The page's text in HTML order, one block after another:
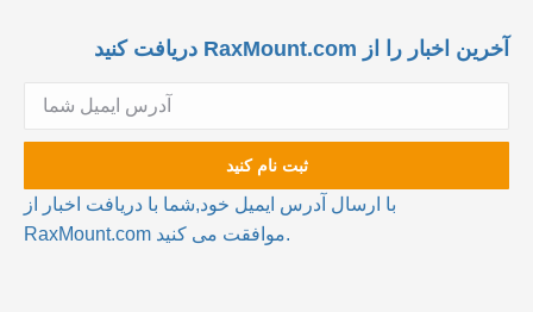
آخرین اخبار را از RaxMount.com دریافت کنید
با ارسال آدرس ایمیل خود,شما با دریافت اخبار از
RaxMount.com موافقت می کنید.